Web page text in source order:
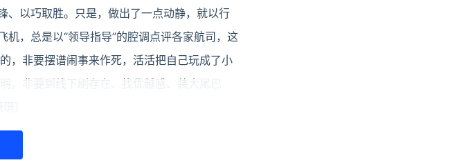
、以巧取胜。只是，做出了一点动静，就以行
机，总是以“领导指导”的腔调点评各家航司，这
，非要摆谱闹事来作死，活活把自己玩成了小